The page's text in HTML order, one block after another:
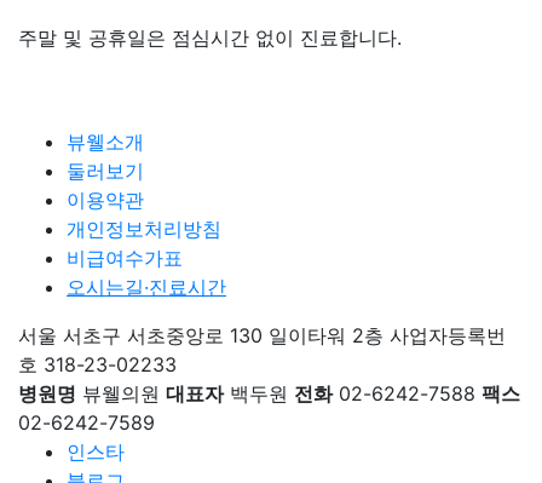
점심시간
주말 및 공휴일은 점심시간 없이 진료합니다.
뷰웰소개
둘러보기
이용약관
개인정보처리방침
비급여수가표
오시는길·진료시간
서울 서초구 서초중앙로 130 일이타워 2층 사업자등록번
호 318-23-02233
병원명 뷰웰의원 대표자백두원 전화02-6242-7588 팩스
02-6242-7589
인스타